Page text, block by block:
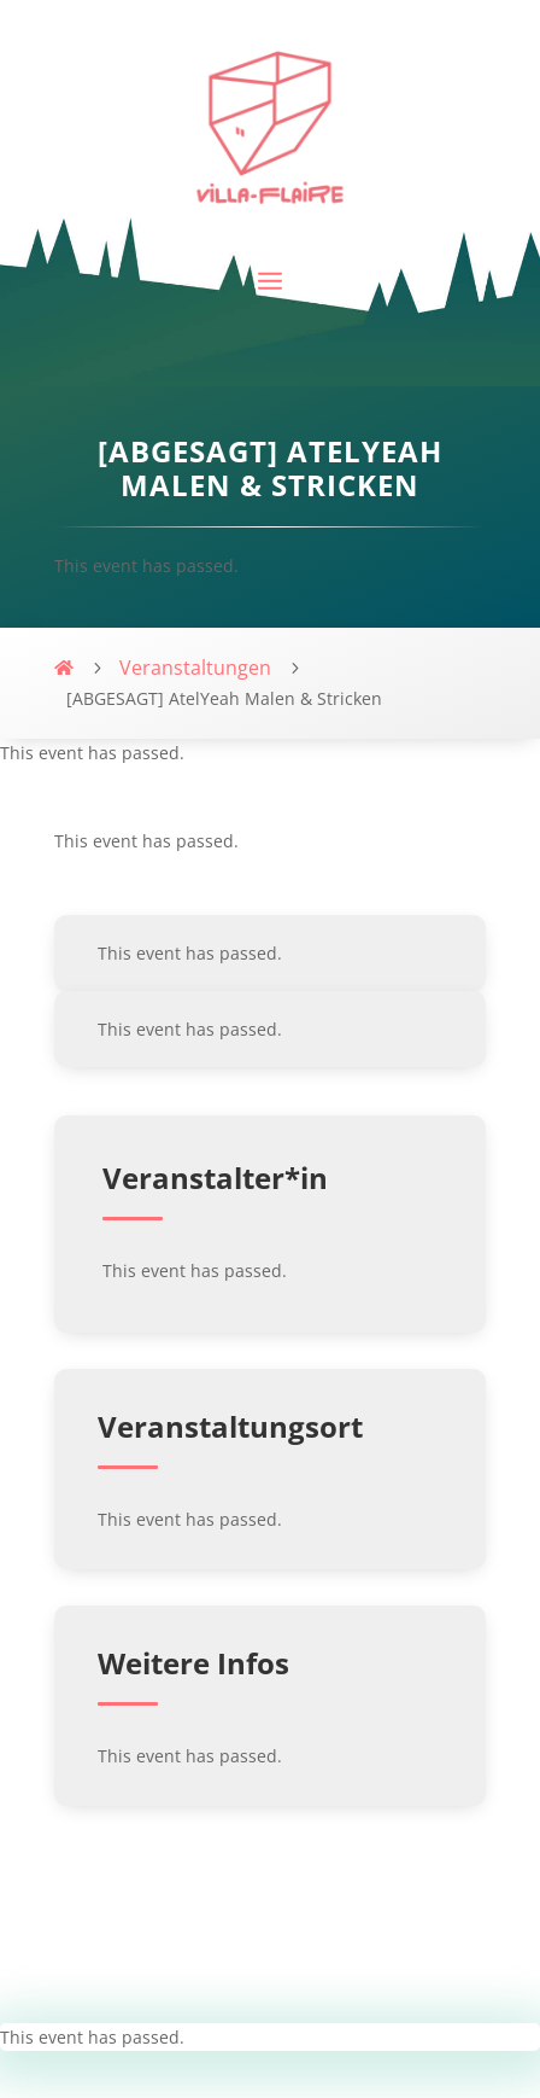
[ABGESAGT] ATELYEAH
MALEN & STRICKEN
This event has passed.
Villa-Flaire
Veranstaltungen
[ABGESAGT] AtelYeah Malen & Stricken
This event has passed.
This event has passed.
This event has passed.
This event has passed.
Veranstalter*in
This event has passed.
Veranstaltungsort
This event has passed.
Weitere Infos
This event has passed.
This event has passed.